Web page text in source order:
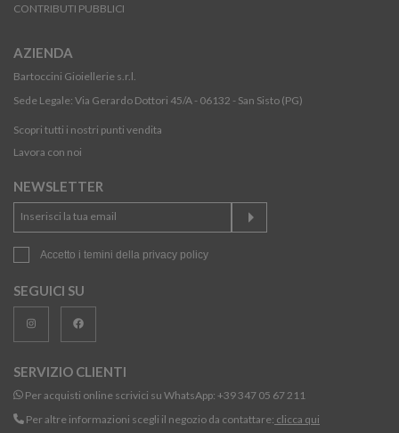
CONTRIBUTI PUBBLICI
AZIENDA
Bartoccini Gioiellerie s.r.l.
Sede Legale: Via Gerardo Dottori 45/A - 06132 - San Sisto (PG)
Scopri tutti i nostri punti vendita
Lavora con noi
NEWSLETTER
Accetto i temini della privacy policy
SEGUICI SU
SERVIZIO CLIENTI
Per acquisti online scrivici su WhatsApp: +39 347 05 67 211
Per altre informazioni scegli il negozio da contattare: clicca qui